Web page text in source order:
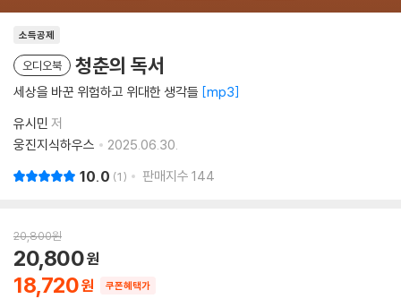
소득공제
오디오북 청춘의 독서
세상을 바꾼 위험하고 위대한 생각들 mp3
유시민 저
웅진지식하우스
2025.06.30.
10.0 1 판매지수 144
20,800원
18,720
20,800
쿠폰혜택가